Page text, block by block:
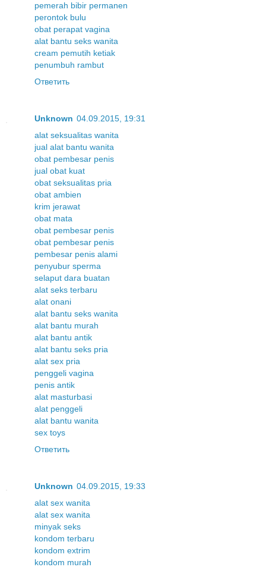
pemerah bibir permanen
perontok bulu
obat perapat vagina
alat bantu seks wanita
cream pemutih ketiak
penumbuh rambut
Ответить
Unknown 04.09.2015, 19:31
alat seksualitas wanita
jual alat bantu wanita
obat pembesar penis
jual obat kuat
obat seksualitas pria
obat ambien
krim jerawat
obat mata
obat pembesar penis
obat pembesar penis
pembesar penis alami
penyubur sperma
selaput dara buatan
alat seks terbaru
alat onani
alat bantu seks wanita
alat bantu murah
alat bantu antik
alat bantu seks pria
alat sex pria
penggeli vagina
penis antik
alat masturbasi
alat penggeli
alat bantu wanita
sex toys
Ответить
Unknown 04.09.2015, 19:33
alat sex wanita
alat sex wanita
minyak seks
kondom terbaru
kondom extrim
kondom murah